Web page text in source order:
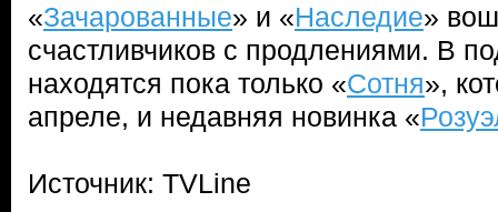
«Зачарованные» и «Наследие»
счастливчиков с продлениями. В
находятся пока только «Сотня»,
апреле, и недавняя новинка «
Источник: TVLine